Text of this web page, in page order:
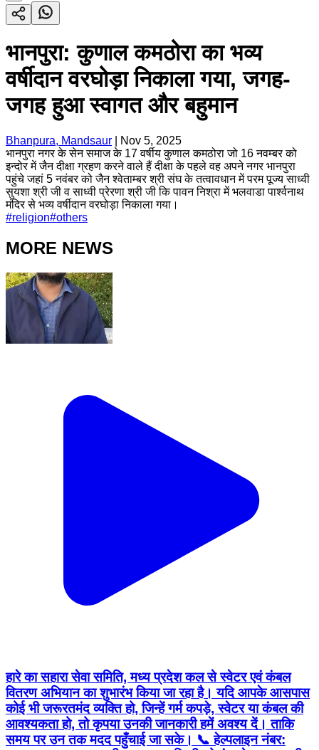
भानपुरा: कुणाल कमठोरा का भव्य
वर्षीदान वरघोड़ा निकाला गया, जगह-
जगह हुआ स्वागत और बहुमान
Bhanpura, Mandsaur
Nov 5, 2025
भानपुरा नगर के सेन समाज के 17 वर्षीय कुणाल कमठोरा जो 16 नवम्बर को
इन्दोर में जैन दीक्षा ग्रहण करने वाले हैं दीक्षा के पहले वह अपने नगर भानपुरा
पहुंचे जहां 5 नवंबर को जैन श्वेताम्बर श्री संघ के तत्वावधान में परम पूज्य साध्वी
सुयशा श्री जी व साध्वी प्रेरणा श्री जी कि पावन निश्रा में भलवाडा पार्श्वनाथ
मंदिर से भव्य वर्षीदान वरघोड़ा निकाला गया।
#religion#others
MORE NEWS
हारे का सहारा सेवा समिति, मध्य प्रदेश कल से स्वेटर एवं कंबल
वितरण अभियान का शुभारंभ किया जा रहा है। यदि आपके आसपास
कोई भी जरूरतमंद व्यक्ति हो, जिन्हें गर्म कपड़े, स्वेटर या कंबल की
आवश्यकता हो, तो कृपया उनकी जानकारी हमें अवश्य दें। ताकि
समय पर उन तक मदद पहुँचाई जा सके। 📞 हेल्पलाइन नंबर: